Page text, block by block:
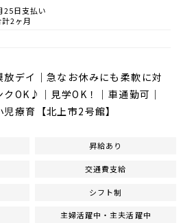
25日支払い
2ヶ月
デイ｜急なお休みにも柔軟に対
OK♪｜見学OK！｜車通勤可｜
療育【北上市2号館】
昇給あり
交通費支給
シフト制
主婦活躍中・主夫活躍中